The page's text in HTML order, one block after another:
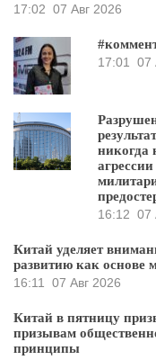
17:02 07 Авг 2026
17:01
07
никогда
16:12 07
Китай уделяет
развитию как основе
16:11
07 Авг 2026
Китай в пятницу
призывам
принципы